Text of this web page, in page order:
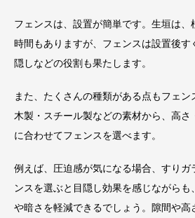
フェンスは、設置が簡単です。生垣は
時間もありますが、フェンスは設置後す
隠しなどの役割も果たします。
また、たくさんの種類がある点もフェン
木製・スチール製などの素材から、高
に合わせてフェンスを選べます。
例えば、圧迫感が気になる場合、すりガ
ンスを選ぶと目隠し効果を感じながら
や暗さを軽減できるでしょう。隙間や高